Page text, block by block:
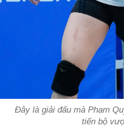
Đây là giải đấu mà Phạm
tiến bộ